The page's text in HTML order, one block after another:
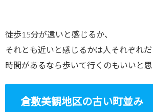
徒歩15分が遠いと感じるか、
それとも近いと感じるかは人それぞれだ
時間があるなら歩いて行くのもいいと思
倉敷美観地区の古い町並み